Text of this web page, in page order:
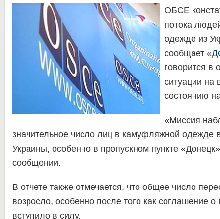
ОБСЕ
потока
одежде из
сообщает «
говорится в
ситуации на
состоянию
«Миссия
значительное число лиц в камуфляжной
Украины, особенно в пропускном пункте
сообщении.
В отчете также отмечается, что общее число
возросло, особенно после того как соглашение
вступило в силу.